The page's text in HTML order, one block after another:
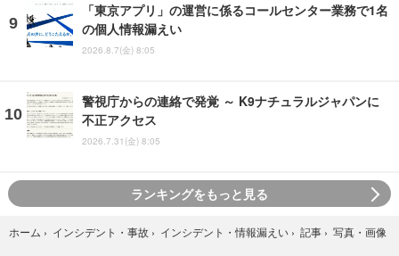
「東京アプリ」の運営に係るコールセンター業務で1名
の個人情報漏えい
2026.8.7(金) 8:05
警視庁からの連絡で発覚 ～ K9ナチュラルジャパンに
不正アクセス
2026.7.31(金) 8:05
ランキングをもっと見る
ホーム › インシデント・事故 › インシデント・情報漏えい › 記事 › 写真・画像